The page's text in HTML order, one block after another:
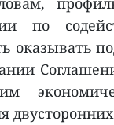
по
оказывать